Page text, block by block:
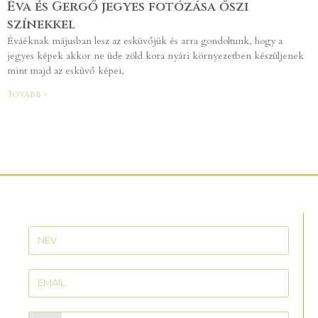
Éva és Gergő jegyes fotózása őszi
színekkel
Éváéknak májusban lesz az esküvőjük és arra gondoltunk, hogy a
jegyes képek akkor ne üde zöld kora nyári környezetben készüljenek
mint majd az esküvő képei,
Tovább »